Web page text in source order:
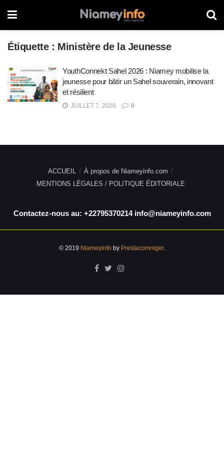
Étiquette : Ministère de la Jeunesse
YouthConnekt Sahel 2026 : Niamey mobilise la
jeunesse pour bâtir un Sahel souverain, innovant
et résilient
JUILLET 7, 2026 0
ACCUEIL
À propos de Niameyinfo.com
MENTIONS LÉGALES / POLITIQUE ÉDITORIALE
Contactez-nous au: +22795370214 info@niameyinfo.com
© 2019 Niameyinfo by Prestacomniger.